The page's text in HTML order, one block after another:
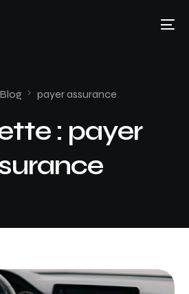
Blog payer assurance
: payer